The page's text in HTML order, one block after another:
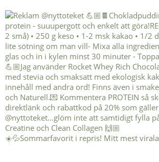
☀️💦Sommarfavorit i repris! Mitt mest virala